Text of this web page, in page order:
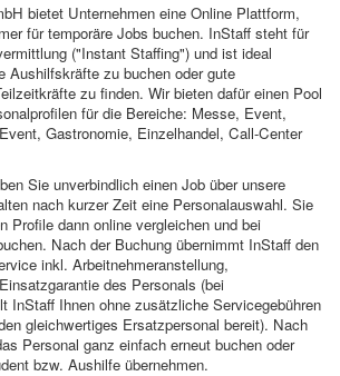
bietet Unternehmen eine Online Plattform,
für temporäre Jobs buchen. InStaff steht für
("Instant Staffing") und ist ideal
Aushilfskräfte zu buchen oder gute
zu finden. Wir bieten dafür einen Pool
für die Bereiche: Messe, Event,
Gastronomie, Einzelhandel, Call-Center
Sie unverbindlich einen Job über unsere
nach kurzer Zeit eine Personalauswahl. Sie
Profile dann online vergleichen und bei
Nach der Buchung übernimmt InStaff den
inkl. Arbeitnehmeranstellung,
des Personals (bei
InStaff Ihnen ohne zusätzliche Servicegebühren
gleichwertiges Ersatzpersonal bereit). Nach
Personal ganz einfach erneut buchen oder
bzw. Aushilfe übernehmen.